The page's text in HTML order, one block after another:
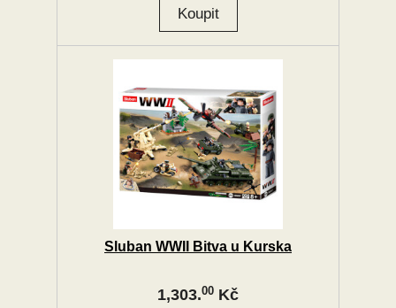
Sluban WWII Bitva u Kurska
1,303.00 Kč